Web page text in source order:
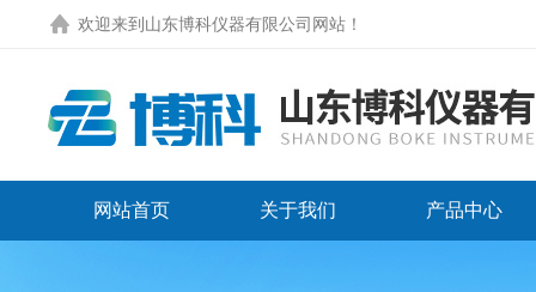
欢迎来到 山东博科仪器有限公司网站 ！
网站首页 关于我们 产品中心